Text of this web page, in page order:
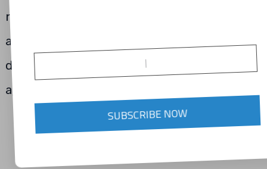
necesitar de un médico, como un
arquitecto, un abogado pero tres veces al
día vas a necesitar de un agricultor y un
agrónomo.
SUBSCRIBE NOW